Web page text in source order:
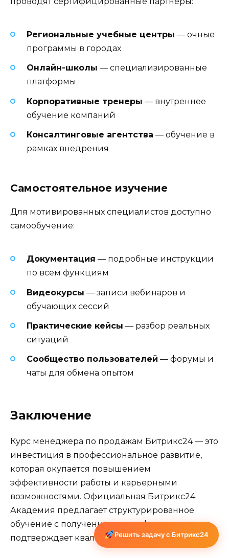
Региональные учебные центры — очные
программы в городах
Онлайн-школы — специализированные
платформы
Корпоративные тренеры — внутреннее
обучение компаний
Консалтинговые агентства — обучение в
рамках внедрения
Самостоятельное изучение
Для мотивированных специалистов доступно
самообучение:
Документация — подробные инструкции
по всем функциям
Видеокурсы — записи вебинаров и
обучающих сессий
Практические кейсы — разбор реальных
ситуаций
Сообщество пользователей — форумы и
чаты для обмена опытом
Заключение
Курс менеджера по продажам Битрикс24 — это
инвестиция в профессиональное развитие,
которая окупается повышением
эффективности работы и карьерными
возможностями. Официальная Битрикс24
Академия предлагает структурированное
обучение с получением сертификата, что
подтверждает квалификацию специалиста.
Решить задачу с Битрикс24